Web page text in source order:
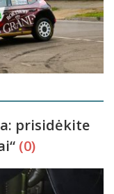
prisidėkite
(0)